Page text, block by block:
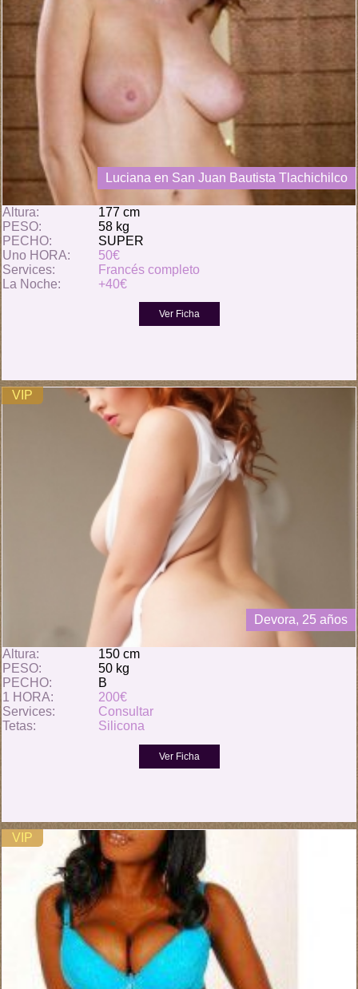
Luciana en San Juan Bautista Tlachichilco
Altura:
177 cm
PESO:
58 kg
PECHO:
SUPER
Uno HORA:
50€
Services:
Francés completo
La Noche:
+40€
VIP
Devora, 25 años
Altura:
150 cm
PESO:
50 kg
PECHO:
B
1 HORA:
200€
Services:
Consultar
Tetas:
Silicona
VIP